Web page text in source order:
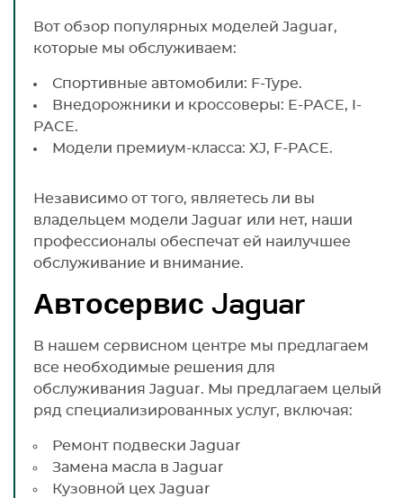
Вот обзор популярных моделей Jaguar,
которые мы обслуживаем:
Спортивные автомобили: F-Type.
Внедорожники и кроссоверы: E-PACE, I-
PACE.
Модели премиум-класса: XJ, F-PACE.
Независимо от того, являетесь ли вы
владельцем модели Jaguar или нет, наши
профессионалы обеспечат ей наилучшее
обслуживание и внимание.
Автосервис Jaguar
В нашем сервисном центре мы предлагаем
все необходимые решения для
обслуживания Jaguar. Мы предлагаем целый
ряд специализированных услуг, включая:
Ремонт подвески Jaguar
Замена масла в Jaguar
Кузовной цех Jaguar